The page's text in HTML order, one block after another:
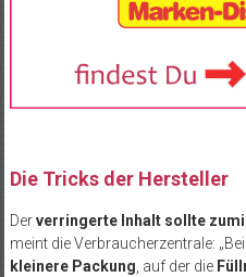
Die Tricks der Hersteller
Derverringerte Inhalt sollte
meint die Verbraucherzentrale:
kleinere Packung , auf der die